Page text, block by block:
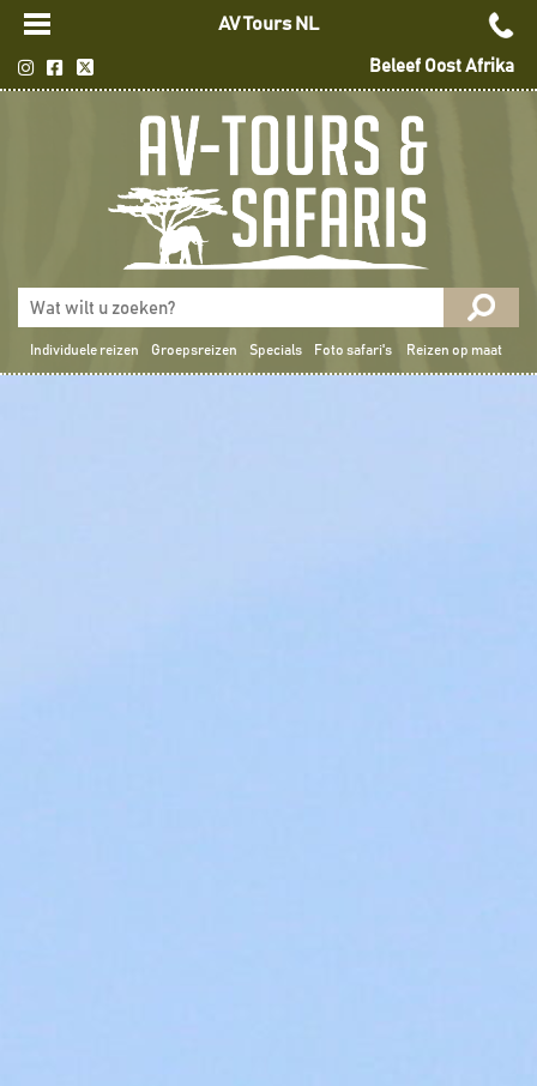
AV Tours NL
Beleef Oost Afrika
Individuele reizen Groepsreizen Specials Foto safari's Reizen op maat